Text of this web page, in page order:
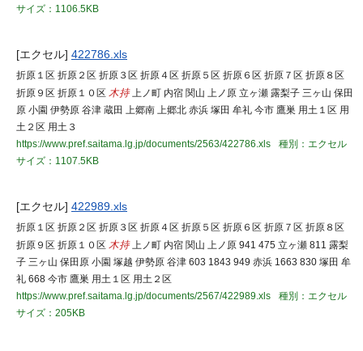
サイズ：1106.5KB
[エクセル] 422786.xls
折原１区 折原２区 折原３区 折原４区 折原５区 折原６区 折原７区 折原８区
折原９区 折原１０区 木持上ノ町 内宿 関山 上ノ原 立ヶ瀬 露梨子 三ヶ山 保田
原 小園 伊勢原 谷津 蔵田 上郷南 上郷北 赤浜 塚田 牟礼 今市 鷹巣 用土１区 用
土２区 用土３
https://www.pref.saitama.lg.jp/documents/2563/422786.xls
種別：エクセル
サイズ：1107.5KB
[エクセル] 422989.xls
折原１区 折原２区 折原３区 折原４区 折原５区 折原６区 折原７区 折原８区
折原９区 折原１０区 木持上ノ町 内宿 関山 上ノ原 941 475 立ヶ瀬 811 露梨
子 三ヶ山 保田原 小園 塚越 伊勢原 谷津 603 1843 949 赤浜 1663 830 塚田 牟
礼 668 今市 鷹巣 用土１区 用土２区
https://www.pref.saitama.lg.jp/documents/2567/422989.xls
種別：エクセル
サイズ：205KB